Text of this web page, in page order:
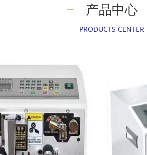
产品中心
PRODUCTS CENTER